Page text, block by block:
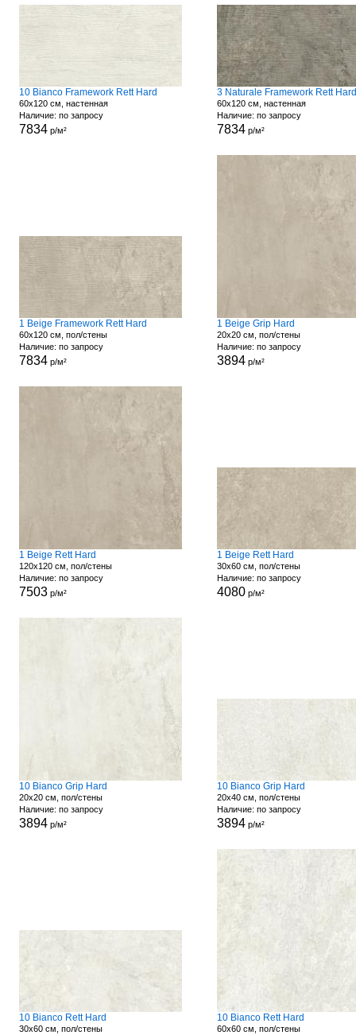
10 Bianco Framework Rett Hard
60x120 см, настенная
Наличие: по запросу
7834р/м²
3 Naturale Framework Rett Hard
60x120 см, настенная
Наличие: по запросу
7834р/м²
1 Beige Framework Rett Hard
60x120 см, пол/стены
Наличие: по запросу
7834р/м²
1 Beige Grip Hard
20x20 см, пол/стены
Наличие: по запросу
3894р/м²
1 Beige Rett Hard
120x120 см, пол/стены
Наличие: по запросу
7503р/м²
1 Beige Rett Hard
30x60 см, пол/стены
Наличие: по запросу
4080р/м²
10 Bianco Grip Hard
20x20 см, пол/стены
Наличие: по запросу
3894р/м²
10 Bianco Grip Hard
20x40 см, пол/стены
Наличие: по запросу
3894р/м²
10 Bianco Rett Hard
30x60 см, пол/стены
10 Bianco Rett Hard
60x60 см, пол/стены